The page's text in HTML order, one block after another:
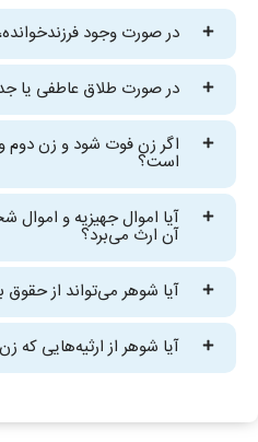
در صورت وجود
در صورت طلاق عاطفی یا
اگر زن فوت شود و زن دوم
است؟
آیا اموال جهیزیه و
آن ارث می‌برد؟
آیا شوهر می‌تواند از
آیا شوهر از ارثیه‌هایی که